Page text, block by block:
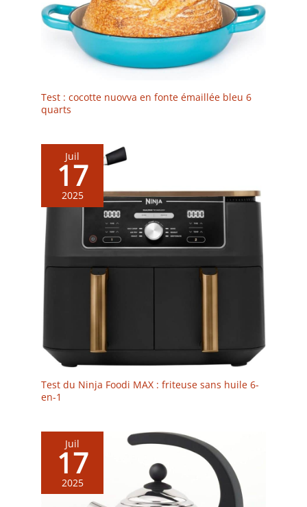
Test : cocotte nuovva en fonte émaillée bleu 6
quarts
Juil
17
2025
Test du Ninja Foodi MAX : friteuse sans huile 6-
en-1
Juil
17
2025